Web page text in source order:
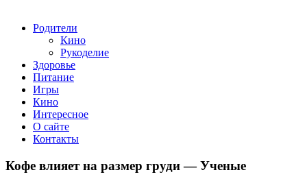
Родители
Кино
Рукоделие
Здоровье
Питание
Игры
Кино
Интересное
О сайте
Контакты
Кофе влияет на размер груди — Ученые